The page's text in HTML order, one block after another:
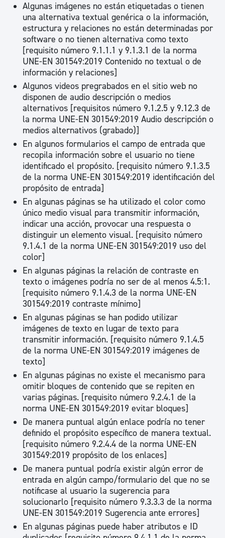
Algunas imágenes no están etiquetadas o tienen
una alternativa textual genérica o la información,
estructura y relaciones no están determinadas por
software o no tienen alternativa como texto
[requisito número 9.1.1.1 y 9.1.3.1 de la norma
UNE-EN 301549:2019 Contenido no textual o de
información y relaciones]
Algunos videos pregrabados en el sitio web no
disponen de audio descripción o medios
alternativos [requisitos número 9.1.2.5 y 9.12.3 de
la norma UNE-EN 301549:2019 Audio descripción o
medios alternativos (grabado)]
En algunos formularios el campo de entrada que
recopila información sobre el usuario no tiene
identificado el propósito. [requisito número 9.1.3.5
de la norma UNE-EN 301549:2019 identificación del
propósito de entrada]
En algunas páginas se ha utilizado el color como
único medio visual para transmitir información,
indicar una acción, provocar una respuesta o
distinguir un elemento visual. [requisito número
9.1.4.1 de la norma UNE-EN 301549:2019 uso del
color]
En algunas páginas la relación de contraste en
texto o imágenes podría no ser de al menos 4.5:1.
[requisito número 9.1.4.3 de la norma UNE-EN
301549:2019 contraste mínimo]
En algunas páginas se han podido utilizar
imágenes de texto en lugar de texto para
transmitir información. [requisito número 9.1.4.5
de la norma UNE-EN 301549:2019 imágenes de
texto]
En algunas páginas no existe el mecanismo para
omitir bloques de contenido que se repiten en
varias páginas. [requisito número 9.2.4.1 de la
norma UNE-EN 301549:2019 evitar bloques]
De manera puntual algún enlace podría no tener
definido el propósito específico de manera textual.
[requisito número 9.2.4.4 de la norma UNE-EN
301549:2019 propósito de los enlaces]
De manera puntual podría existir algún error de
entrada en algún campo/formulario del que no se
notificase al usuario la sugerencia para
solucionarlo [requisito número 9.3.3.3 de la norma
UNE-EN 301549:2019 Sugerencia ante errores]
En algunas páginas puede haber atributos e ID